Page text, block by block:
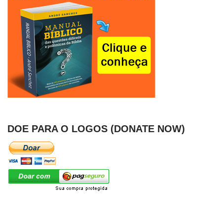
DOE PARA O LOGOS (DONATE NOW)